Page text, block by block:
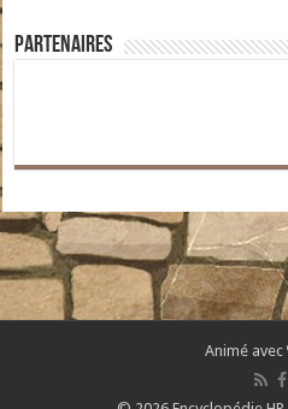
Partenaires
Animé avec